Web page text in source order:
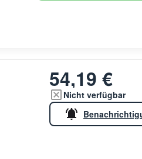
54,19 €
Nicht verfügbar